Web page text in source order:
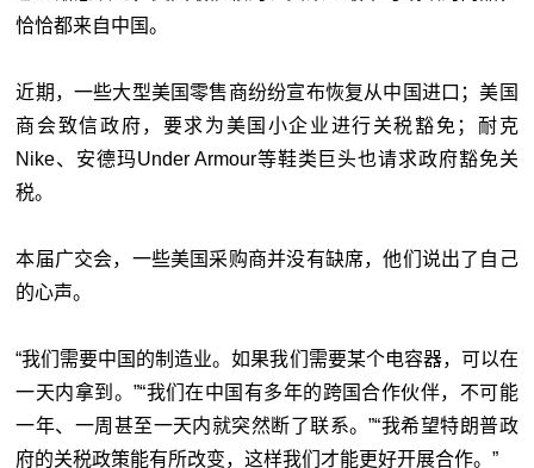
恰恰都来自中国。
近期，一些大型美国零售商纷纷宣布恢复从中国进口；美国
商会致信政府，要求为美国小企业进行关税豁免；耐克
Nike、安德玛Under Armour等鞋类巨头也请求政府豁免关
税。
本届广交会，一些美国采购商并没有缺席，他们说出了自己
的心声。
“我们需要中国的制造业。如果我们需要某个电容器，可以在
一天内拿到。”“我们在中国有多年的跨国合作伙伴，不可能
一年、一周甚至一天内就突然断了联系。”“我希望特朗普政
府的关税政策能有所改变，这样我们才能更好开展合作。”